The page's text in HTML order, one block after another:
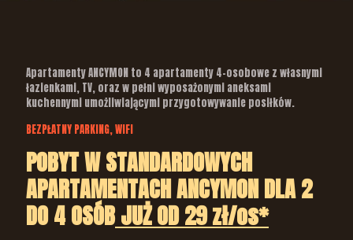
Apartamenty ANCYMON to 4 apartamenty 4-osobowe z własnymi
łazienkami, TV, oraz w pełni wyposażonymi aneksami
kuchennymi umożliwiającymi przygotowywanie posiłków.
BEZPŁATNY PARKING, WIFI
POBYT W STANDARDOWYCH
APARTAMENTACH ANCYMON DLA 2
DO 4 OSÓBJUŻ OD 29 zł/os*